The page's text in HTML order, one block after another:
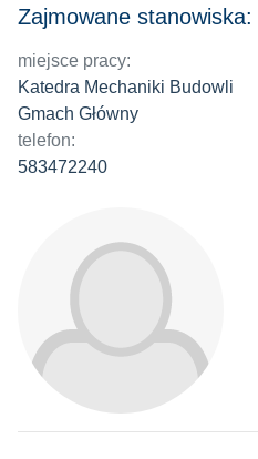
Zajmowane stanowiska:
miejsce pracy:
Katedra Mechaniki Budowli
Gmach Główny
telefon:
583472240